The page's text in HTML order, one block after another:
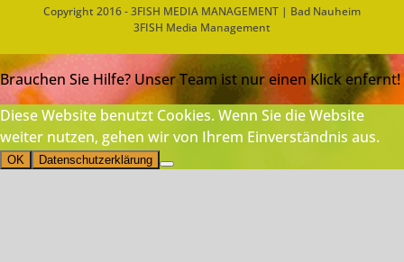
Copyright 2016 - 3FISH MEDIA MANAGEMENT | Bad Nauheim
3FISH Media Management
Brauchen Sie Hilfe? Unser Team ist nur einen Klick enfernt!
Diese Website benutzt Cookies. Wenn Sie die Website
weiter nutzen, gehen wir von Ihrem Einverständnis aus.
OK Datenschutzerklärung